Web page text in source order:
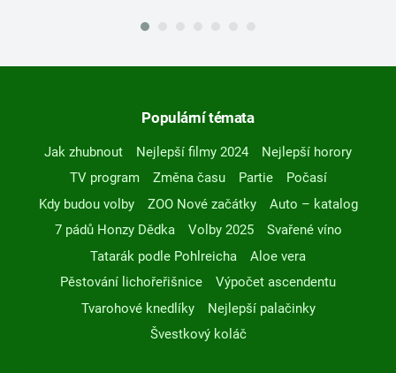
Populární témata
Jak zhubnout Nejlepší filmy 2024
Nejlepší horory
TV program
Změna času Partie
Počasí
Kdy budou volby
ZOO Nové začátky
Auto – katalog
7 pádů Honzy Dědka
Volby 2025
Svařené víno
Tatarák podle Pohlreicha
Aloe vera
Pěstování lichořeřišnice
Výpočet ascendentu
Tvarohové knedlíky
Nejlepší palačinky
Švestkový koláč